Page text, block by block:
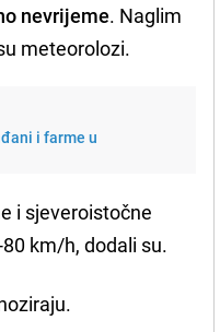
nevrijeme. Naglim
meteorolozi.
i farme u
i sjeveroistočne
km/h, dodali su.